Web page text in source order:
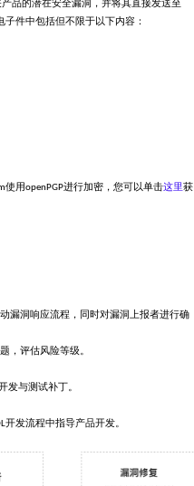
品的潜在安全漏洞，并将其直接发送至
子件中包括但不限于以下内容：
用openPGP进行加密，您可以单击这里获
漏洞响应流程，同时对漏洞上报者进行确
，评估风险等级。
发与测试补丁。
发流程中指导产品开发。